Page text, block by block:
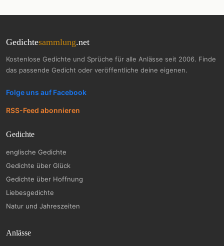
Gedichtesammlung.net
Kostenlose Gedichte und Sprüche für alle Anlässe seit 2006. Finde
das passende Gedicht oder veröffentliche deine eigenen.
Folge uns auf Facebook
RSS-Feed abonnieren
Gedichte
englische Gedichte
Gedichte über Glück
Gedichte über Hoffnung
Liebesgedichte
Natur und Jahreszeiten
Anlässe